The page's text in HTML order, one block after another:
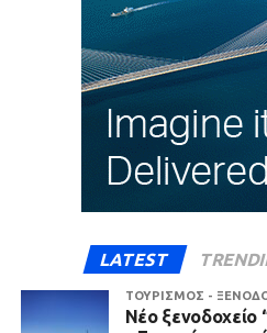
LATEST
ΤΟΥΡΙΣΜΟΣ -
Νέο ξενοδοχείο